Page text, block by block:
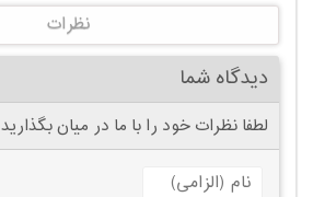
نظرات
دیدگاه شما
لطفا نظرات خود را با ما در میان بگذارید